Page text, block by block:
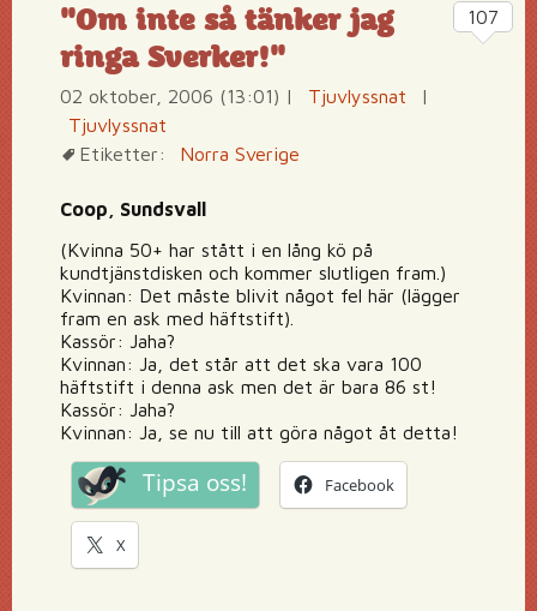
"Om inte så tänker jag
ringa Sverker!"
02 oktober, 2006 (13:01) | Tjuvlyssnat
|
Tjuvlyssnat
Etiketter:
Norra Sverige
Coop, Sundsvall
(Kvinna 50+ har stått i en lång kö på
kundtjänstdisken och kommer slutligen fram.)
Kvinnan: Det måste blivit något fel här (lägger
fram en ask med häftstift).
Kassör: Jaha?
Kvinnan: Ja, det står att det ska vara 100
häftstift i denna ask men det är bara 86 st!
Kassör: Jaha?
Kvinnan: Ja, se nu till att göra något åt detta!
Tipsa oss! Facebook
X
107